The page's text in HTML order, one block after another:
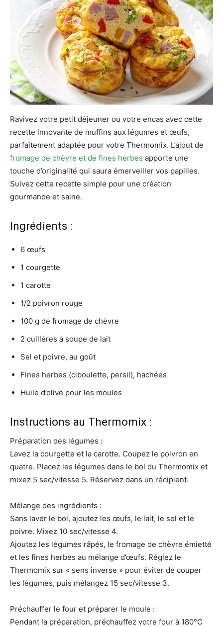
Ravivez votre petit déjeuner ou votre encas avec cette
recette innovante de muffins aux légumes et œufs,
parfaitement adaptée pour votre Thermomix. L’ajout de
fromage de chèvre et de fines herbes apporte une
touche d’originalité qui saura émerveiller vos papilles.
Suivez cette recette simple pour une création
gourmande et saine.
Ingrédients :
6 œufs
1 courgette
1 carotte
1/2 poivron rouge
100 g de fromage de chèvre
2 cuillères à soupe de lait
Sel et poivre, au goût
Fines herbes (ciboulette, persil), hachées
Huile d’olive pour les moules
Instructions au Thermomix :
Préparation des légumes :
Lavez la courgette et la carotte. Coupez le poivron en
quatre. Placez les légumes dans le bol du Thermomix et
mixez 5 sec/vitesse 5. Réservez dans un récipient.
Mélange des ingrédients :
Sans laver le bol, ajoutez les œufs, le lait, le sel et le
poivre. Mixez 10 sec/vitesse 4.
Ajoutez les légumes râpés, le fromage de chèvre émietté
et les fines herbes au mélange d’œufs. Réglez le
Thermomix sur « sens inverse » pour éviter de couper
les légumes, puis mélangez 15 sec/vitesse 3.
Préchauffer le four et préparer le moule :
Pendant la préparation, préchauffez votre four à 180°C